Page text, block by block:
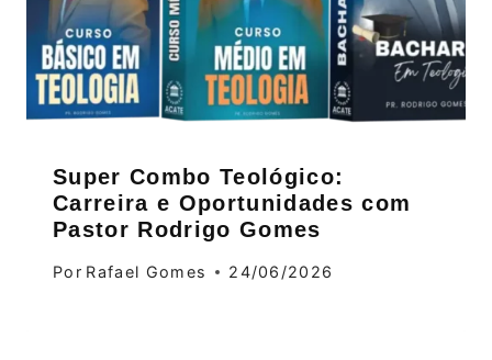
Super Combo Teológico:
Carreira e Oportunidades com
Pastor Rodrigo Gomes
Por Rafael Gomes 24/06/2026